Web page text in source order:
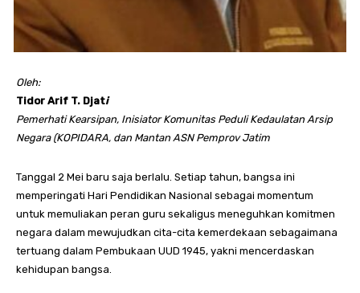
Oleh:
Tidor Arif T. Djati
Pemerhati Kearsipan, Inisiator Komunitas Peduli Kedaulatan Arsip
Negara (KOPIDARA, dan Mantan ASN Pemprov Jatim
Tanggal 2 Mei baru saja berlalu. Setiap tahun, bangsa ini
memperingati Hari Pendidikan Nasional sebagai momentum
untuk memuliakan peran guru sekaligus meneguhkan komitmen
negara dalam mewujudkan cita-cita kemerdekaan sebagaimana
tertuang dalam Pembukaan UUD 1945, yakni mencerdaskan
kehidupan bangsa.